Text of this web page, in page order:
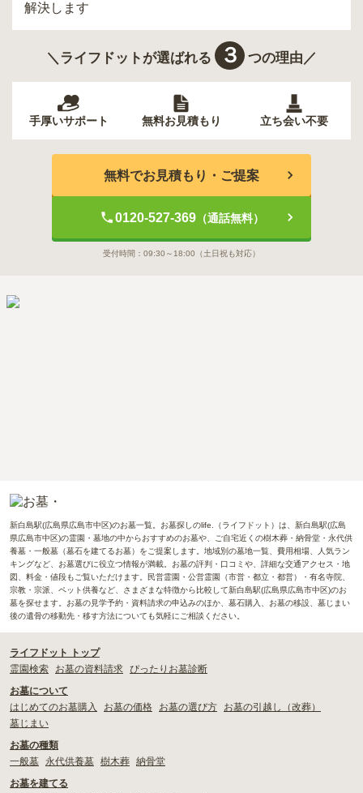
解決します
＼ライフドットが選ばれる ３ つの理由／
手厚いサポート 無料お見積もり 立ち会い不要
無料でお見積もり・ご提案
0120-527-369（通話無料）
受付時間： 09:30～18:00 （土日祝も対応）
新白島駅(広島県広島市中区)のお墓一覧。お墓探しのlife.（ライフドット）は、新白島駅(広島
県広島市中区)の霊園・墓地の中からおすすめのお墓や、ご自宅近くの樹木葬・納骨堂・永代供
養墓・一般墓（墓石を建てるお墓）をご提案します。地域別の墓地一覧、費用相場、人気ラン
キングなど、お墓選びに役立つ情報が満載。お墓の評判・口コミや、詳細な交通アクセス・地
図、料金・値段もご覧いただけます。民営霊園・公営霊園（市営・都立・都営）・有名寺院、
宗教・宗派、ペット供養など、さまざまな特徴から比較して新白島駅(広島県広島市中区)のお
墓を探せます。お墓の見学予約・資料請求の申込みのほか、墓石購入、お墓の移設、墓じまい
後の遺骨の移動先・移す方法についても気軽にご相談ください。
ライフドット トップ
霊園検索
お墓の資料請求 ぴったりお墓診断
お墓について
はじめてのお墓購入
お墓の価格 お墓の選び方
お墓の引越し（改葬）
墓じまい
お墓の種類
一般墓
永代供養墓 樹木葬 納骨堂
お墓を建てる